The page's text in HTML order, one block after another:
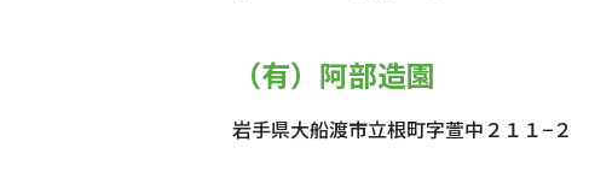
（有）阿部造園
岩手県大船渡市立根町字萱中２１１−２